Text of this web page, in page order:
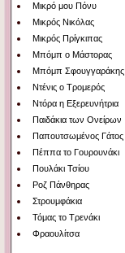
Μικρό μου Πόνυ
Μικρός Νικόλας
Μικρός Πρίγκιπας
Μπόμπ ο Μάστορας
Μπόμπ Σφουγγαράκης
Ντένις ο Τρομερός
Ντόρα η Εξερευνήτρια
Παιδάκια των Ονείρων
Παπουτσωμένος Γάτος
Πέππα το Γουρουνάκι
Πουλάκι Τσίου
Ροζ Πάνθηρας
Στρουμφάκια
Τόμας το Τρενάκι
Φραουλίτσα